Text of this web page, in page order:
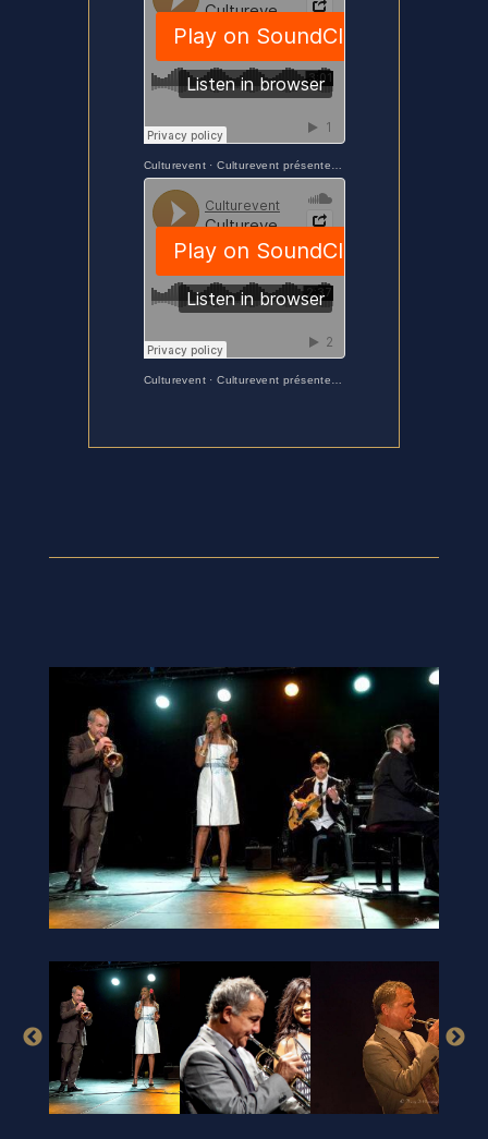
Culturevent ·Culturevent présente Love me or leave by Just in Time Quartet avec Jacky Berecochea
Culturevent ·Culturevent présente Besame mucho by Just in Time Quartet avec Jacky Berecochea